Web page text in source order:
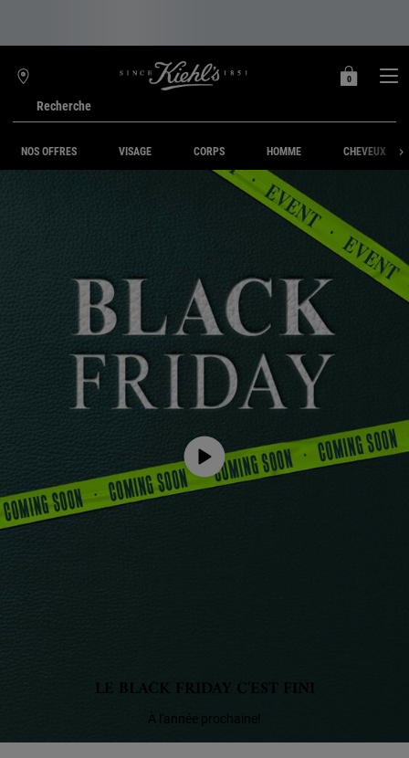
Recherche
TROUVER
BOUTIQUE
MON
0
0 PRODUIT
NOS OFFRES VISAGE CORPS HOMME CHEVEUX
LE BLACK FRIDAY C'EST FINI
À l'année prochaine!